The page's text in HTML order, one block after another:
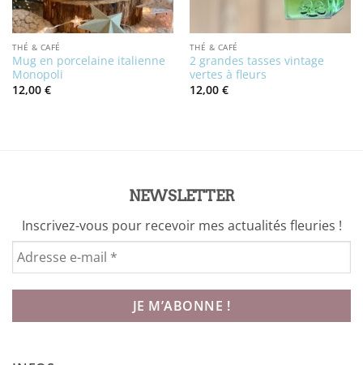
THÉ & CAFÉ
Mug en porcelaine italienne
Monopoli
12,00 €
THÉ & CAFÉ
2 grandes tasses vintage
vertes à fleurs
12,00 €
NEWSLETTER
Inscrivez-vous pour recevoir mes actualités fleuries !